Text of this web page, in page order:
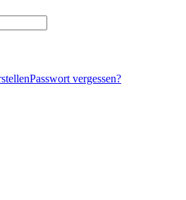
Passwort vergessen?